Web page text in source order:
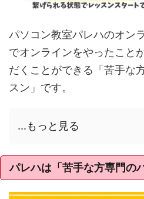
パソコン教室パレハのオン
でオンラインをやったこと
だくことができる「苦手な
スン」です。
...もっと見る
パレハは「苦手な方専門の